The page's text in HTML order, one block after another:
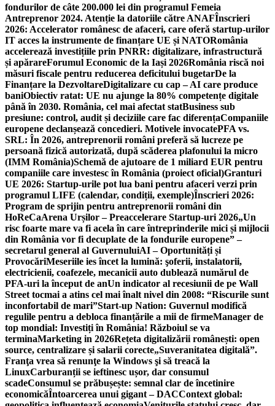
fondurilor de câte 200.000 lei din programul Femeia
Antreprenor 2024. Atenție la datoriile către ANAFÎnscrieri
2026: Accelerator românesc de afaceri, care oferă startup-urilor
IT acces la instrumente de finanțare UE și NATORomânia
accelerează investițiile prin PNRR: digitalizare, infrastructură
și apărareForumul Economic de la Iași 2026România riscă noi
măsuri fiscale pentru reducerea deficitului bugetarDe la
Finanțare la DezvoltareDigitalizare cu cap – AI care produce
baniObiectiv ratat: UE nu ajunge la 80% competențe digitale
până în 2030. România, cel mai afectat statBusiness sub
presiune: control, audit și deciziile care fac diferențaCompaniile
europene declanșează concedieri. Motivele invocatePFA vs.
SRL: În 2026, antreprenorii români preferă să lucreze pe
persoană fizică autorizată, după scăderea plafonului la micro
(IMM România)Schemă de ajutoare de 1 miliard EUR pentru
companiile care investesc în România (proiect oficial)Granturi
UE 2026: Startup-urile pot lua bani pentru afaceri verzi prin
programul LIFE (calendar, condiții, exemple)Înscrieri 2026:
Program de sprijin pentru antreprenorii români din
HoReCaArena Urșilor – Preaccelerare Startup-uri 2026„Un
risc foarte mare va fi acela în care întreprinderile mici și mijlocii
din România vor fi decuplate de la fondurile europene” –
secretarul general al GuvernuluiAI – Oportunități și
ProvocăriMeseriile ies încet la lumină: şoferii, instalatorii,
electricienii, coafezele, mecanicii auto dublează numărul de
PFA-uri la început de anUn indicator al recesiunii de pe Wall
Street tocmai a atins cel mai înalt nivel din 2008: “Riscurile sunt
inconfortabil de mari”Start-up Nation: Guvernul modifică
regulile pentru a debloca finanțările a mii de firmeManager de
top mondial: Investiți în România! Războiul se va
terminaMarketing in 2026Rețeta digitalizării românești: open
source, centralizare și salarii corecte„Suveranitatea digitală”.
Franţa vrea să renunţe la Windows şi să treacă la
LinuxCarburanții se ieftinesc ușor, dar consumul
scadeConsumul se prăbușește: semnal clar de încetinire
economicăÎntoarcerea unui gigant – DACContext global: